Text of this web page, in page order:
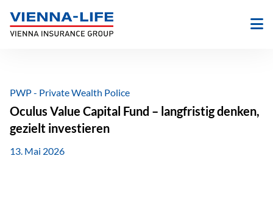
Inhalt
springen
PWP - Private Wealth Police
Oculus Value Capital Fund – langfristig denken,
gezielt investieren
13. Mai 2026